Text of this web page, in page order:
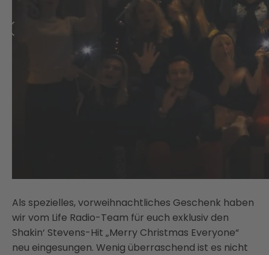
Als spezielles, vorweihnachtliches Geschenk haben
wir vom Life Radio-Team für euch exklusiv den
Shakin‘ Stevens-Hit „Merry Christmas Everyone“
neu eingesungen. Wenig überraschend ist es nicht